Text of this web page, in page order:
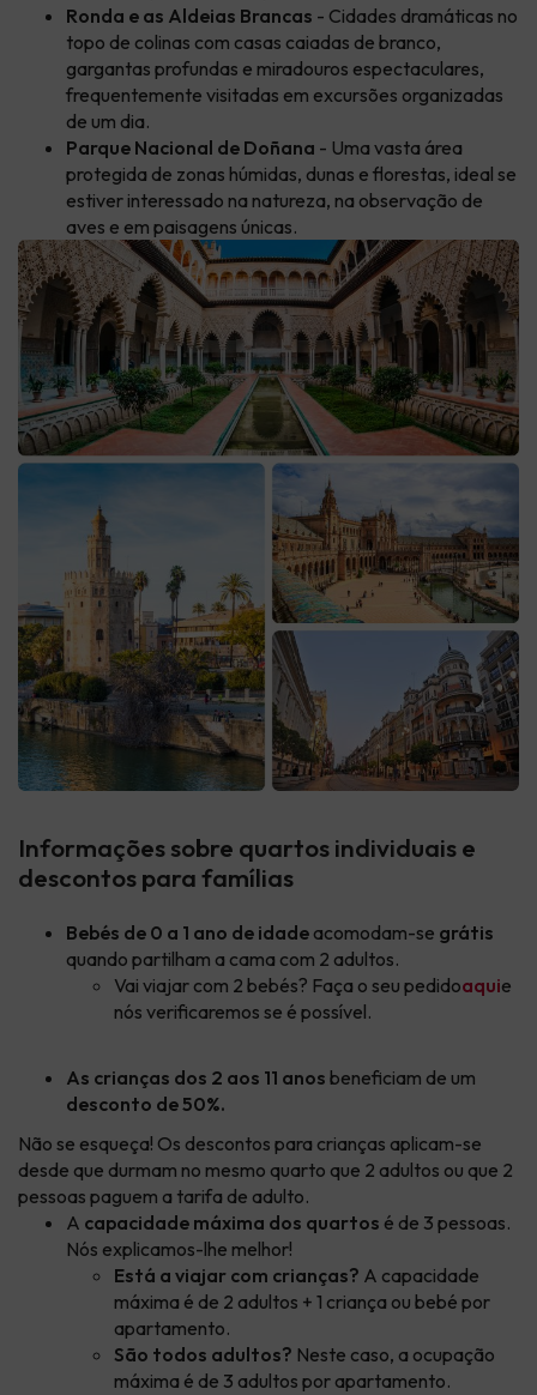
Ronda e as Aldeias Brancas - Cidades dramáticas no
topo de colinas com casas caiadas de branco,
gargantas profundas e miradouros espectaculares,
frequentemente visitadas em excursões organizadas
de um dia.
Parque Nacional de Doñana - Uma vasta área
protegida de zonas húmidas, dunas e florestas, ideal se
estiver interessado na natureza, na observação de
aves e em paisagens únicas.
Informações sobre quartos individuais e
descontos para famílias
Bebés de 0 a 1 ano de idade acomodam-se grátis
quando partilham a cama com 2 adultos.
Vai viajar com 2 bebés? Faça o seu pedidoaquie
nós verificaremos se é possível.
As crianças dos 2 aos 11 anos beneficiam de um
desconto de 50%.
Não se esqueça! Os descontos para crianças aplicam-se
desde que durmam no mesmo quarto que 2 adultos ou que 2
pessoas paguem a tarifa de adulto.
A capacidade máxima dos quartos é de 3 pessoas.
Nós explicamos-lhe melhor!
Está a viajar com crianças? A capacidade
máxima é de 2 adultos + 1 criança ou bebé por
apartamento.
São todos adultos? Neste caso, a ocupação
máxima é de 3 adultos por apartamento.